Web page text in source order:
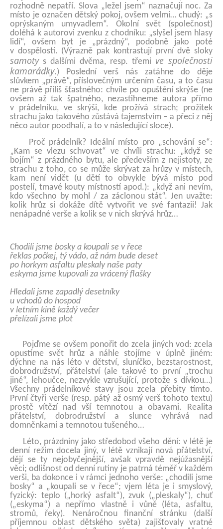
rozhodně nepatří. Slova „ležel jsem“ naznačují noc. Za
místo je označen dětský pokoj, ovšem velmi… chudý: „s
oprýskaným umyvadlem“. Okolní svět (společnost)
doléhá k autorovi zvenku z chodníku: „slyšel jsem hlasy
lidí“, ovšem byt je „prázdný“, podobně jako poté
v dospělosti. (Výrazně pak kontrastují první dvě sloky
samotys dalšími dvěma, resp. třemi ve společnosti
kamarádky.) Poslední verš nás zatáhne do děje
slůvkem „právě“, příslovečným určením času, a to času
ne právě příliš šťastného: chvíle po opuštění skrýše (ne
ovšem až tak špatného, nezastihneme autora přímo
v prádelníku, ve skrýši, kde prožívá strach; prožitek
strachu jako takového zůstává tajemstvím – a přeci z něj
něco autor poodhalí, a to v následující sloce).
Proč prádelník? Ideální místo pro „schování se“:
„Kam se vlezu schvovat“ ve chvíli strachu: „když se
bojím“ z prázdného bytu, ale především z nejistoty, ze
strachu z toho, co se může skrývat za hrůzy v místech,
kam není vidět (u dětí to obvykle bývá místo pod
postelí, tmavé kouty místností apod.): „když ani nevím,
kdo všechno by mohl / za záclonou stát“. Jen uvažte:
kolik hrůz si dokáže dítě vytvořit ve své fantazii! Jak
nenápadné verše a kolik se v nich skrývá hrůz…
Chodili jsme bosky a koupali se v řece
řeklas počkej, tý vádo, až nám bude deset
po horkym asfaltu pleskaly naše paty
eskyma jsme kupovali za vrácený flašky
Hledali jsme zapadlý desetníky
u vchodů do hospod
v letním kině každý večer
přelízali jsme plot
Pojďme se ovšem ponořit do zcela jiných vod: zcela
opustíme svět hrůz a náhle stojíme v úplně jiném:
dýchne na nás léto v dětství, sluníčko, bezstarostnost,
dobrodružství, přátelství (ale takové to první „trochu
jiné“, lehoučce, nezvykle vzrušující, protože s dívkou…)
Všechny prádelníkové stavy jsou zcela přebity tímto.
První čtyři verše (resp. pátý až osmý verš tohoto textu)
prostě vítězí nad vší temnotou a obavami. Realita
přátelství, dobrodružství a slunce vyhrává nad
domněnkami a temnotou tušeného…
Léto, prázdniny jako středobod všeho dění: v létě je
denní režim docela jiný, v létě vznikají nová přátelství,
dějí se ty nejobyčejnější, avšak vpravdě nejúžasnější
věci; odlišnost od denní rutiny je patrná téměř v každém
verši, ba dokonce i v rámci jednoho verše: „chodili jsme
bosky“ a „koupali se v řece“; vjem léta je i smyslový,
fyzický: teplo („horký asfalt“), zvuk („pleskaly“), chuť
(„eskyma“) a nepřímo vlastně i vůně (léta, asfaltu,
stromů, řeky). Nenáročnou finanční stránku (další
příjemnou oblast dětského světa) zajišťovaly vratné